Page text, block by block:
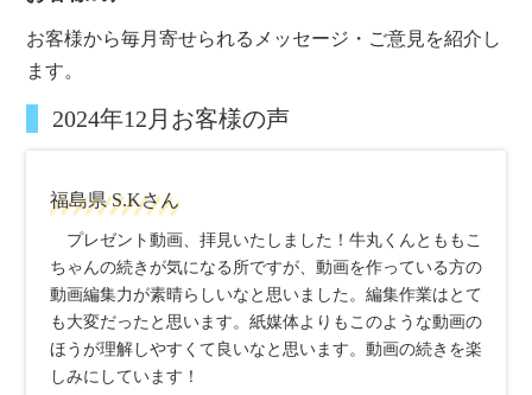
お客様から毎月寄せられるメッセージ・ご意見を紹介し
ます。
2024年12月お客様の声
福島県 S.Kさん
プレゼント動画、拝見いたしました！牛丸くんとももこ
ちゃんの続きが気になる所ですが、動画を作っている方の
動画編集力が素晴らしいなと思いました。編集作業はとて
も大変だったと思います。紙媒体よりもこのような動画の
ほうが理解しやすくて良いなと思います。動画の続きを楽
しみにしています！